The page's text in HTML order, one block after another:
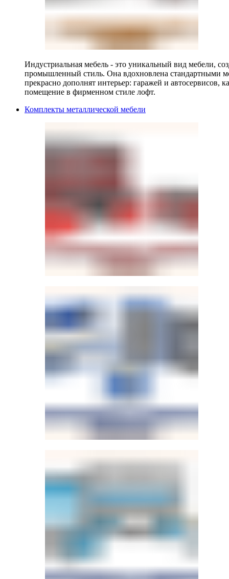
Индустриальная мебель - это уникальный вид мебели,
промышленный стиль. Она вдохновлена стандартными
прекрасно дополнят интерьер: гаражей и автосервисов,
помещение в фирменном стиле лофт.
Комплекты металлической мебели